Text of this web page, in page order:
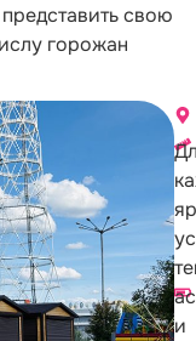
свою
горожан
и